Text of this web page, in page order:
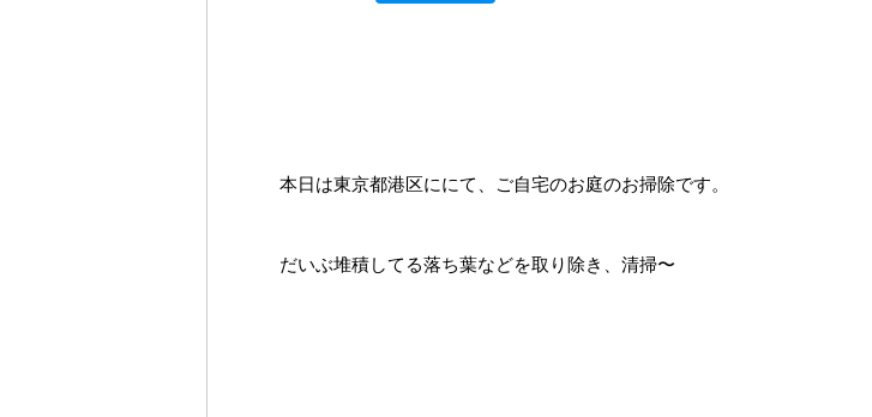
本日は東京都港区ににて、ご自宅のお庭のお掃除です。
だいぶ堆積してる落ち葉などを取り除き、清掃〜